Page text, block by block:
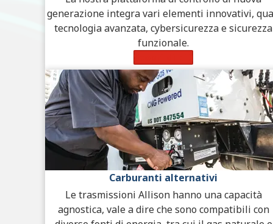
generazione integra vari elementi innovativi,
tecnologia avanzata, cybersicurezza e sicurezza
funzionale.
Carburanti alternativi
Le trasmissioni Allison hanno una capacità
agnostica, vale a dire che sono compatibili con